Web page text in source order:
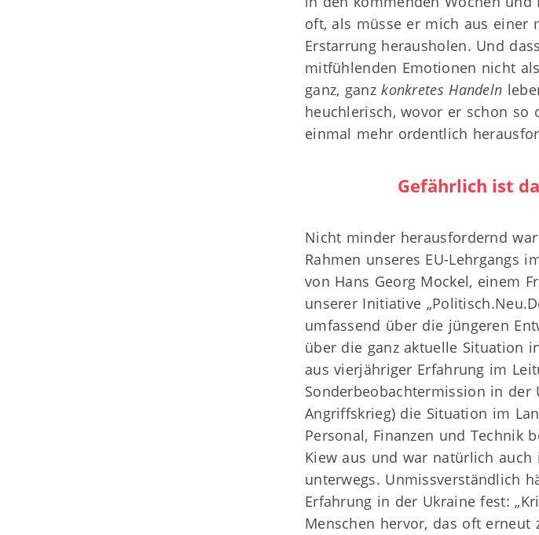
oft, als müsse er mich aus einer
Erstarrung herausholen. Und
mitfühlenden Emotionen nicht
ganz, ganzkonkretes Handeln
heuchlerisch, wovor er schon so
einmal mehr ordentlich
Gefährlich ist
Nicht minder herausfordernd
Rahmen unseres EU-Lehrgangs
von Hans Georg Mockel, einem
unserer Initiative
umfassend über die jüngeren
über die ganz aktuelle Situation
aus vierjähriger Erfahrung im
Sonderbeobachtermission in der
Angriffskrieg) die Situation im
Personal, Finanzen und Technik
Kiew aus und war natürlich auch
unterwegs. Unmissverständlich
Erfahrung in der Ukraine fest:
Menschen hervor, das oft erneut